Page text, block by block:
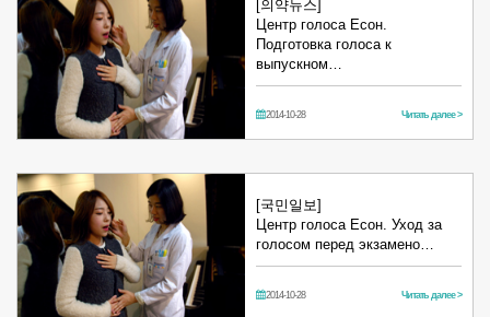
[의약뉴스]
Центр голоса Есон.
Подготовка голоса к
выпускном…
2014-10-28 Читать далее >
[국민일보]
Центр голоса Есон. Уход за
голосом перед экзамено…
2014-10-28 Читать далее >